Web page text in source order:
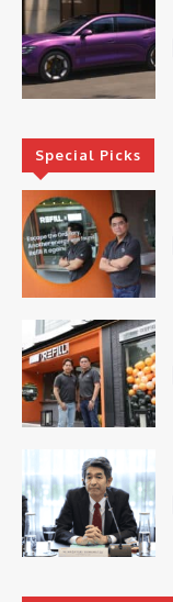
Special Picks